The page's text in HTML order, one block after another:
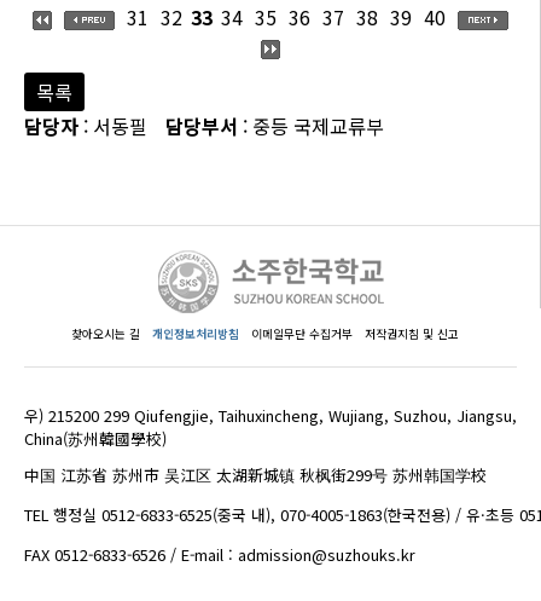
31 32 33 34 35 36 37 38 39 40
목록
담당자 : 서동필 담당부서 : 중등 국제교류부
찾아오시는 길 개인정보처리방침 이메일무단 수집거부 저작권지침 및 신고
우) 215200 299 Qiufengjie, Taihuxincheng, Wujiang, Suzhou, Jiangsu,
China(苏州韓國學校)
中国 江苏省 苏州市 吴江区 太湖新城镇 秋枫街299号 苏州韩国学校
TEL 행정실 0512-6833-6525(중국 내), 070-4005-1863(한국전용) / 유·초등
FAX 0512-6833-6526 / E-mail : admission@suzhouks.kr